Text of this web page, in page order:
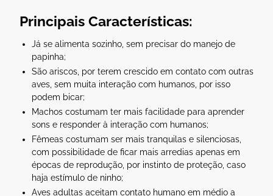
Principais Características:
Já se alimenta sozinho, sem precisar do manejo de
papinha;
São ariscos, por terem crescido em contato com outras
aves, sem muita interação com humanos, por isso
podem bicar;
Machos costumam ter mais facilidade para aprender
sons e responder à interação com humanos;
Fêmeas costumam ser mais tranquilas e silenciosas,
com possibilidade de ficar mais arredias apenas em
épocas de reprodução, por instinto de proteção, caso
haja estímulo de ninho;
Aves adultas aceitam contato humano em médio a